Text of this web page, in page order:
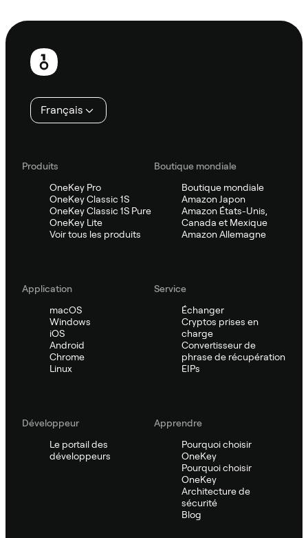
Pied
page
Français
Produits
OneKey Pro
OneKey Classic 1S
OneKey Classic 1S Pure
OneKey Lite
Voir tous les produits
Boutique mondiale
Boutique mondiale
Amazon Japon
Amazon États-Unis,
Canada et Mexique
Amazon Allemagne
Application
macOS
Windows
iOS
Android
Chrome
Linux
Service
Échanger
Cryptos prises en
charge
Convertisseur de
phrase de récupération
EIPs
Développeur
Le portail des
développeurs
Apprendre
Pourquoi choisir
OneKey
Pourquoi choisir
OneKey
Architecture de
sécurité
Blog